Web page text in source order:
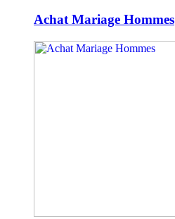
Achat Mariage Hommes